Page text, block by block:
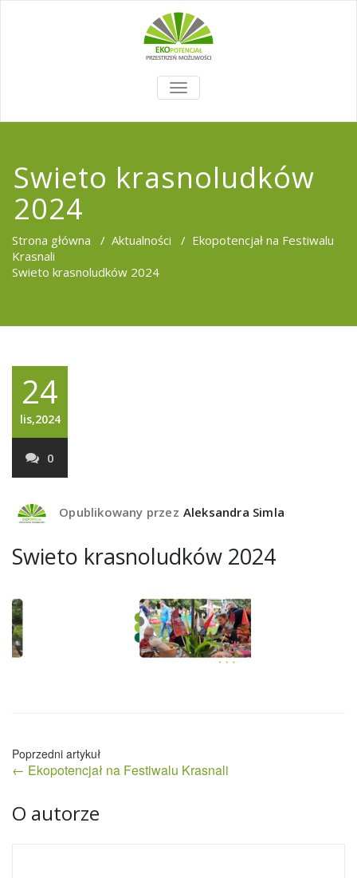
TOGGLE
NAVIGATION
Swieto krasnoludków
2024
Strona główna / Aktualności / Ekopotencjał na Festiwalu
Krasnali
Swieto krasnoludków 2024
24
lis,2024
0
Opublikowany przez Aleksandra Simla
Swieto krasnoludków 2024
Nawigacja
wpisu
← Ekopotencjał na Festiwalu Krasnali
O autorze